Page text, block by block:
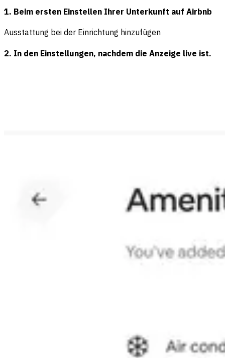
1. Beim ersten Einstellen Ihrer Unterkunft auf Airbnb
Ausstattung bei der Einrichtung hinzufügen
2. In den Einstellungen, nachdem die Anzeige live ist.